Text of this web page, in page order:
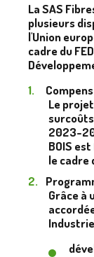
La SAS
plusieurs
l'Union
cadre du
Le
2023-
BOIS
le cadre
Grâce à